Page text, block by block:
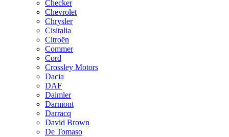
Checker
Chevrolet
Chrysler
Cisitalia
Citroën
Commer
Cord
Crossley Motors
Dacia
DAF
Daimler
Darmont
Darracq
David Brown
De Tomaso